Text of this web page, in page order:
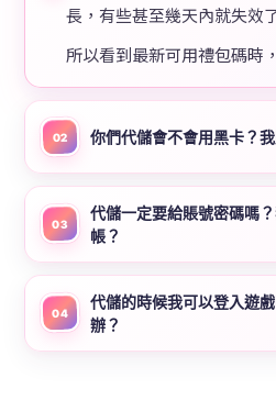
長，有些甚至幾天內就失效
所以看到最新可用禮包碼時
02 你們代儲會不會用黑卡？
03
代儲一定要給賬號密碼嗎
帳？
04
代儲的時候我可以登入遊
辦？